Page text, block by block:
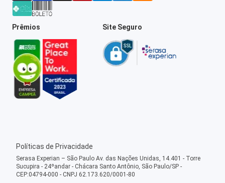
Prêmios Site Seguro
Políticas de Privacidade
Serasa Experian – São Paulo Av. das Nações Unidas, 14.401 - Torre
Sucupira - 24ºandar - Chácara Santo Antônio, São Paulo/SP -
CEP:04794-000 - CNPJ 62.173.620/0001-80